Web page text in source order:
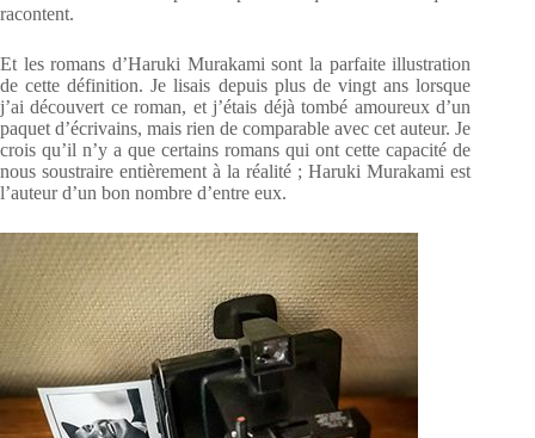
racontent.
Et les romans d’Haruki Murakami sont la parfaite illustration
de cette définition. Je lisais depuis plus de vingt ans lorsque
j’ai découvert ce roman, et j’étais déjà tombé amoureux d’un
paquet d’écrivains, mais rien de comparable avec cet auteur. Je
crois qu’il n’y a que certains romans qui ont cette capacité de
nous soustraire entièrement à la réalité ; Haruki Murakami est
l’auteur d’un bon nombre d’entre eux.